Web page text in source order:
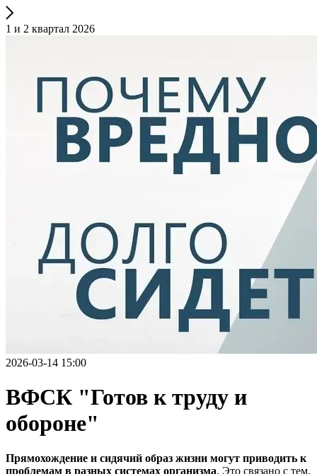
1 и 2 квартал 2026
2026-03-14 15:00
ВФСК "Готов к труду и
обороне"
Прямохождение и сидячий образ жизни могут приводить к
проблемам в разных системах организма. Это связано с тем,